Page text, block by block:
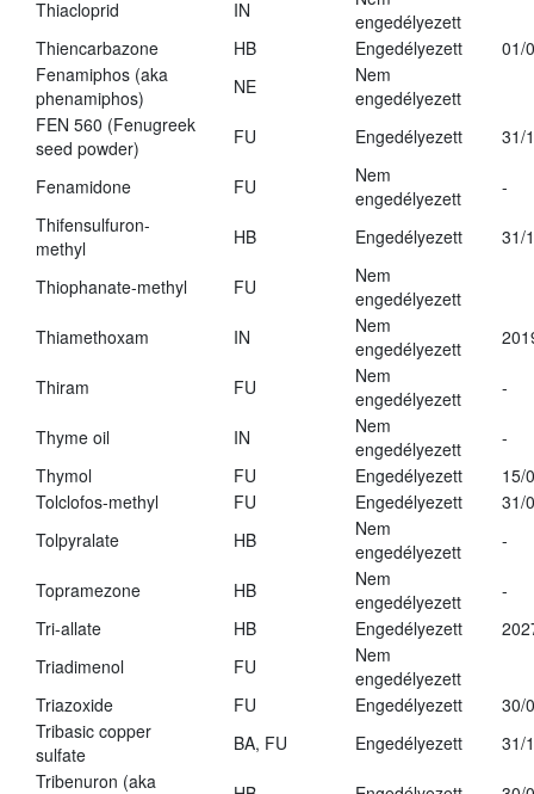
Thiacloprid IN
engedélyezett
Thiencarbazone
HB Engedélyezett
01/
Fenamiphos (aka
phenamiphos)
NE
Nem
engedélyezett
FEN 560 (Fenugreek
seed powder)
FU Engedélyezett 31/
Fenamidone FU
Nem
engedélyezett
-
Thifensulfuron-
methyl
HB Engedélyezett 31/
Thiophanate-methyl FU
Nem
engedélyezett
Thiamethoxam
IN
Nem
engedélyezett
Thiram FU
Nem
engedélyezett
-
Thyme oil IN
Nem
engedélyezett
-
Thymol
FU Engedélyezett
15/
Tolclofos-methyl
FU Engedélyezett
31/
Tolpyralate
HB
Nem
engedélyezett
-
Topramezone HB
Nem
engedélyezett
-
Tri-allate
HB Engedélyezett
Triadimenol
FU
Nem
engedélyezett
Triazoxide
FU Engedélyezett
30/
Tribasic copper
sulfate
BA, FU Engedélyezett
31/
Tribenuron (aka